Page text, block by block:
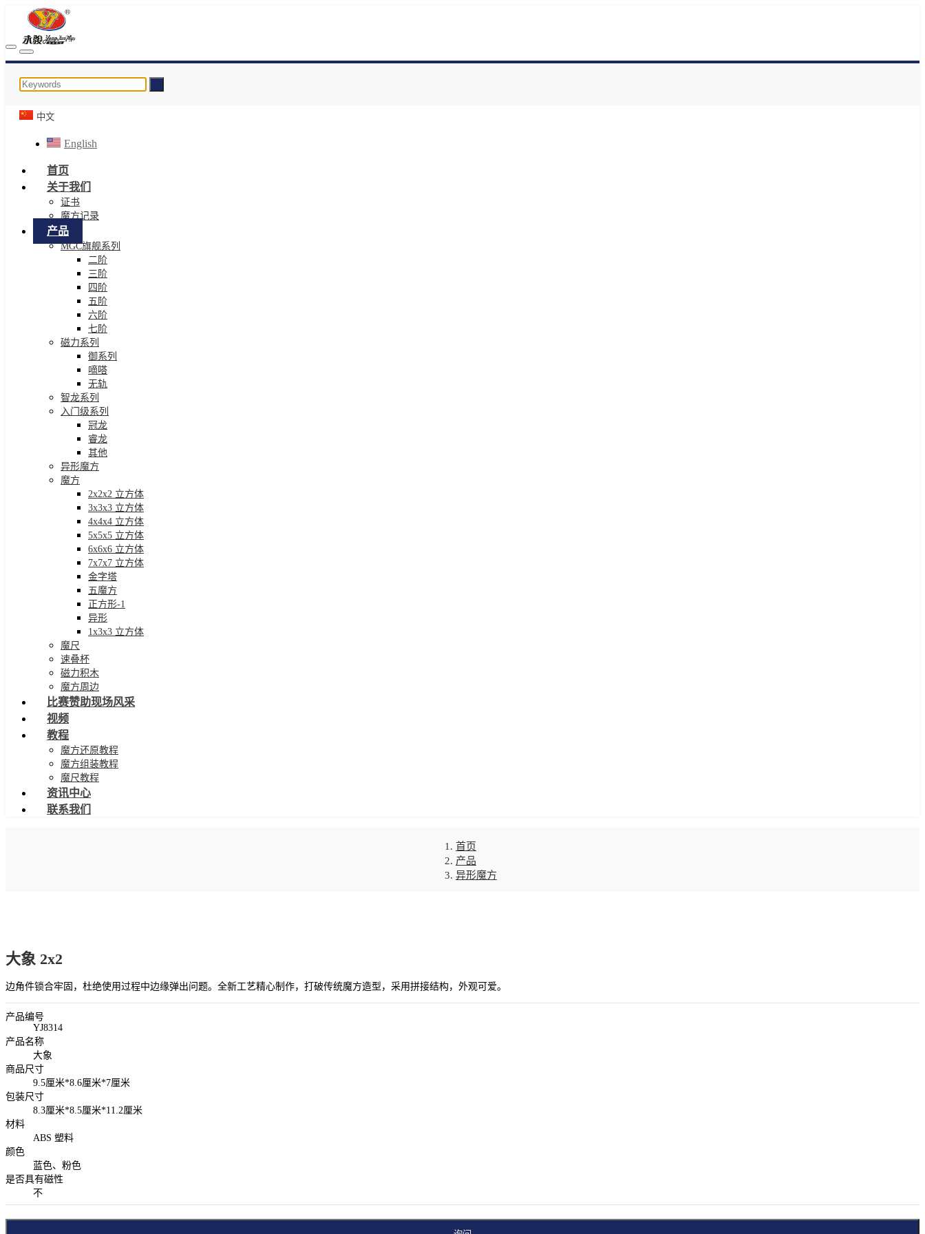
中文
English
首页
关于我们
证书
魔方记录
产品
MGC旗舰系列
二阶
三阶
四阶
五阶
六阶
七阶
磁力系列
御系列
嘀嗒
无轨
智龙系列
入门级系列
冠龙
睿龙
其他
异形魔方
魔方
2x2x2 立方体
3x3x3 立方体
4x4x4 立方体
5x5x5 立方体
6x6x6 立方体
7x7x7 立方体
金字塔
五魔方
正方形-1
异形
1x3x3 立方体
魔尺
速叠杯
磁力积木
魔方周边
比赛赞助现场风采
视频
教程
魔方还原教程
魔方组装教程
魔尺教程
资讯中心
联系我们
首页
产品
异形魔方
大象 2x2
边角件锁合牢固，杜绝使用过程中边缘弹出问题。全新工艺精心制作，打破传统魔方造型，采用拼接结构，外观可爱。
产品编号
YJ8314
产品名称
大象
商品尺寸
9.5厘米*8.6厘米*7厘米
包装尺寸
8.3厘米*8.5厘米*11.2厘米
材料
ABS 塑料
颜色
蓝色、粉色
是否具有磁性
不